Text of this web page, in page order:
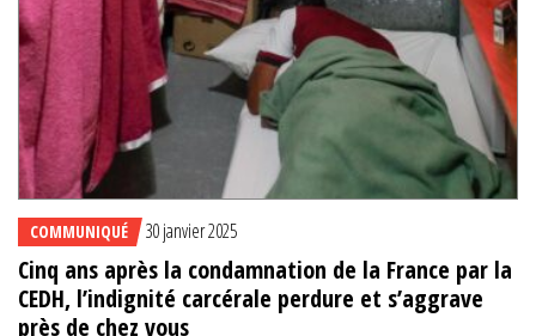
COMMUNIQUÉ 30 janvier 2025
Cinq ans après la condamnation de la France par la
CEDH, l’indignité carcérale perdure et s’aggrave
près de chez vous